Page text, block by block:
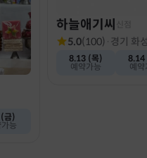
금)
능
하늘애기씨
5.0(100) · 경기 화
8.13 (목)
예약가능
8.14
예